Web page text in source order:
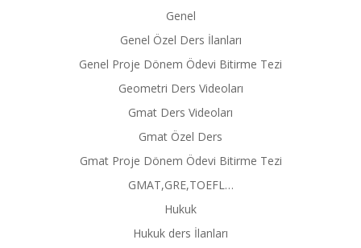
Genel
Genel Özel Ders İlanları
Genel Proje Dönem Ödevi Bitirme Tezi
Geometri Ders Videoları
Gmat Ders Videoları
Gmat Özel Ders
Gmat Proje Dönem Ödevi Bitirme Tezi
GMAT,GRE,TOEFL…
Hukuk
Hukuk ders İlanları